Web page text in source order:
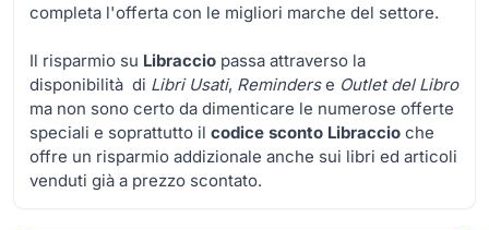
completa l'offerta con le migliori marche del settore.
Il risparmio su Libraccio passa attraverso la
disponibilità di Libri Usati, Reminderse Outlet del Libro
ma non sono certo da dimenticare le numerose offerte
speciali e soprattutto il codice sconto Libraccio che
offre un risparmio addizionale anche sui libri ed articoli
venduti già a prezzo scontato.